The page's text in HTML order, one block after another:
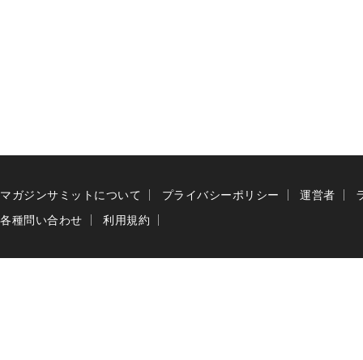
マガジンサミットについて プライバシーポリシー 運営者
各種問い合わせ
利用規約